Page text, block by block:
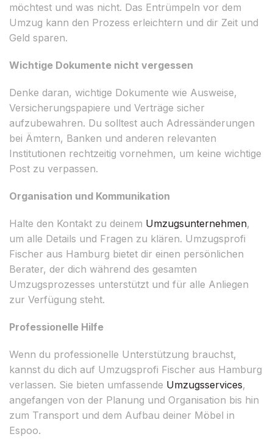
möchtest und was nicht. Das Entrümpeln vor dem
Umzug kann den Prozess erleichtern und dir Zeit und
Geld sparen.
Wichtige Dokumente nicht vergessen
Denke daran, wichtige Dokumente wie Ausweise,
Versicherungspapiere und Verträge sicher
aufzubewahren. Du solltest auch Adressänderungen
bei Ämtern, Banken und anderen relevanten
Institutionen rechtzeitig vornehmen, um keine wichtige
Post zu verpassen.
Organisation und Kommunikation
Halte den Kontakt zu deinem Umzugsunternehmen,
um alle Details und Fragen zu klären. Umzugsprofi
Fischer aus Hamburg bietet dir einen persönlichen
Berater, der dich während des gesamten
Umzugsprozesses unterstützt und für alle Anliegen
zur Verfügung steht.
Professionelle Hilfe
Wenn du professionelle Unterstützung brauchst,
kannst du dich auf Umzugsprofi Fischer aus Hamburg
verlassen. Sie bieten umfassende Umzugsservices,
angefangen von der Planung und Organisation bis hin
zum Transport und dem Aufbau deiner Möbel in
Espoo.